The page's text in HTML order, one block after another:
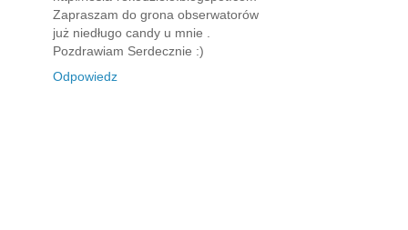
Zapraszam do grona obserwatorów
już niedługo candy u mnie .
Pozdrawiam Serdecznie :)
Odpowiedz